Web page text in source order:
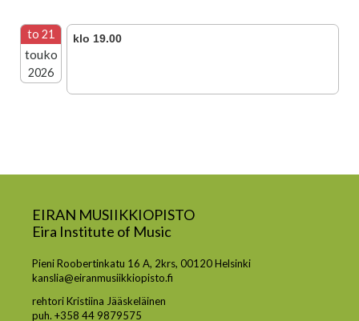
to 21
touko
2026
klo 19.00
EIRAN MUSIIKKIOPISTO
Eira Institute of Music
Pieni Roobertinkatu 16 A, 2krs, 00120 Helsinki
kanslia@eiranmusiikkiopisto.fi
rehtori Kristiina Jääskeläinen
puh. +358 44 9879575